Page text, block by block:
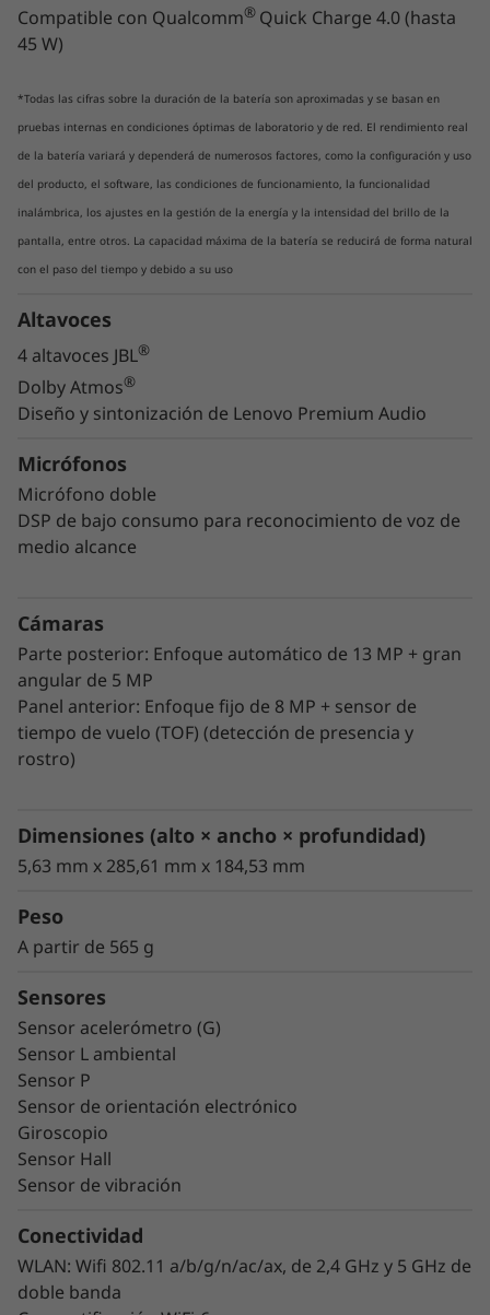
Vuelve a disfrutar del cine desde la
comodidad de tu sofá
Ahora la pantalla AMOLED cinematográfica
cabe en un delgado estuche o funda de la
tablet. Lenovo Tab P12 Pro te permite explorar
una cascada de colores con la pantalla
AMOLED Dolby Vision™ 2K de 32 cm (12,6 "). Es
lo suficientemente brillante con hasta 600 nits
en exteriores y es lo suficientemente segura
con certificación TÜV Rheinland Full Care.
profundas
En Lenovo Tab P12 Pro, el sonido envolvente
de inmersión completa se ofrece ahora en la
tablet con el sistema de cuatro altavoces JBL®
en cuatro canales de audio. Disfruta de un
cuatro costados con Dolby Atmos
y el diseño
y la sintonización de Lenovo Premium Audio.
El teclado 2 en 1 opcional se vende por separado
Lenovo Tab P12 Pro ofrece imágenes fluidas
con los últimos videojuegos AAA gracias a la
frecuencia de actualización de pantalla de 120
Compatible con Qualcomm® Quick Charge 4.0 (hasta
45 W)
*Todas las cifras sobre la duración de la batería son aproximadas y se basan en
pruebas internas en condiciones óptimas de laboratorio y de red. El rendimiento real
de la batería variará y dependerá de numerosos factores, como la configuración y uso
del producto, el software, las condiciones de funcionamiento, la funcionalidad
inalámbrica, los ajustes en la gestión de la energía y la intensidad del brillo de la
pantalla, entre otros. La capacidad máxima de la batería se reducirá de forma natural
con el paso del tiempo y debido a su uso
Altavoces
4 altavoces JBL®
Dolby Atmos®
Diseño y sintonización de Lenovo Premium Audio
Micrófonos
Micrófono doble
DSP de bajo consumo para reconocimiento de voz de
medio alcance
Cámaras
Parte posterior: Enfoque automático de 13 MP + gran
angular de 5 MP
Panel anterior: Enfoque fijo de 8 MP + sensor de
tiempo de vuelo (TOF) (detección de presencia y
rostro)
Dimensiones (alto × ancho × profundidad)
5,63 mm x 285,61 mm x 184,53 mm
Peso
A partir de 565 g
Sensores
Sensor acelerómetro (G)
Sensor L ambiental
Sensor P
Sensor de orientación electrónico
Giroscopio
Sensor Hall
Sensor de vibración
Conectividad
WLAN: Wifi 802.11 a/b/g/n/ac/ax, de 2,4 GHz y 5 GHz de
doble banda